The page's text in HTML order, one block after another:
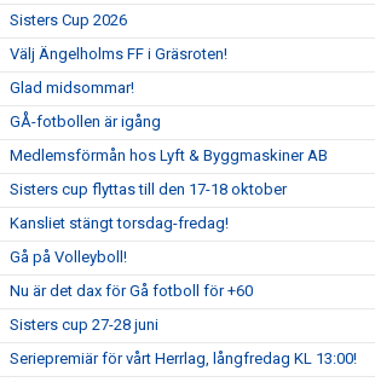
Sisters Cup 2026
Välj Ängelholms FF i Gräsroten!
Glad midsommar!
GÅ-fotbollen är igång
Medlemsförmån hos Lyft & Byggmaskiner AB
Sisters cup flyttas till den 17-18 oktober
Kansliet stängt torsdag-fredag!
Gå på Volleyboll!
Nu är det dax för Gå fotboll för +60
Sisters cup 27-28 juni
Seriepremiär för vårt Herrlag, långfredag KL 13:00!